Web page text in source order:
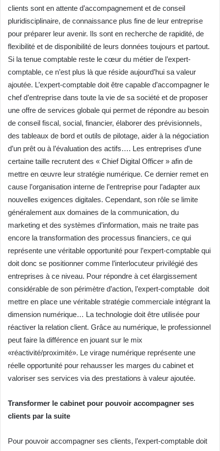
clients sont en attente d’accompagnement et de conseil
pluridisciplinaire, de connaissance plus fine de leur entreprise
pour préparer leur avenir. Ils sont en recherche de rapidité, de
flexibilité et de disponibilité de leurs données toujours et partout.
Si la tenue comptable reste le cœur du métier de l’expert-
comptable, ce n’est plus là que réside aujourd’hui sa valeur
ajoutée. L’expert-comptable doit être capable d’accompagner le
chef d’entreprise dans toute la vie de sa société et de proposer
une offre de services globale qui permet de répondre au besoin
de conseil fiscal, social, financier, élaborer des prévisionnels,
des tableaux de bord et outils de pilotage, aider à la négociation
d’un prêt ou à l’évaluation des actifs…. Les entreprises d’une
certaine taille recrutent des « Chief Digital Officer » afin de
mettre en œuvre leur stratégie numérique. Ce dernier remet en
cause l’organisation interne de l’entreprise pour l’adapter aux
nouvelles exigences digitales. Cependant, son rôle se limite
généralement aux domaines de la communication, du
marketing et des systèmes d’information, mais ne traite pas
encore la transformation des processus financiers, ce qui
représente une véritable opportunité pour l’expert-comptable qui
doit donc se positionner comme l’interlocuteur privilégié des
entreprises à ce niveau. Pour répondre à cet élargissement
considérable de son périmètre d’action, l’expert-comptable doit
mettre en place une véritable stratégie commerciale intégrant la
dimension numérique… La technologie doit être utilisée pour
réactiver la relation client. Grâce au numérique, le professionnel
peut faire la différence en jouant sur le mix
«réactivité/proximité». Le virage numérique représente une
réelle opportunité pour rehausser les marges du cabinet et
valoriser ses services via des prestations à valeur ajoutée.
Transformer le cabinet pour pouvoir accompagner ses
clients par la suite
Pour pouvoir accompagner ses clients, l’expert-comptable doit